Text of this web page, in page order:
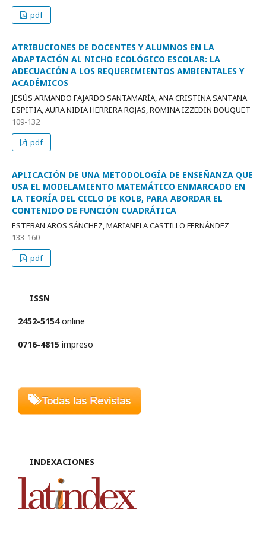
pdf
ATRIBUCIONES DE DOCENTES Y ALUMNOS EN LA
ADAPTACIÓN AL NICHO ECOLÓGICO ESCOLAR: LA
ADECUACIÓN A LOS REQUERIMIENTOS AMBIENTALES Y
ACADÉMICOS
JESÚS ARMANDO FAJARDO SANTAMARÍA, ANA CRISTINA SANTANA
ESPITIA, AURA NIDIA HERRERA ROJAS, ROMINA IZZEDIN BOUQUET
109-132
pdf
APLICACIÓN DE UNA METODOLOGÍA DE ENSEÑANZA QUE
USA EL MODELAMIENTO MATEMÁTICO ENMARCADO EN
LA TEORÍA DEL CICLO DE KOLB, PARA ABORDAR EL
CONTENIDO DE FUNCIÓN CUADRÁTICA
ESTEBAN AROS SÁNCHEZ, MARIANELA CASTILLO FERNÁNDEZ
133-160
pdf
ISSN
2452-5154online
0716-4815 impreso
INDEXACIONES